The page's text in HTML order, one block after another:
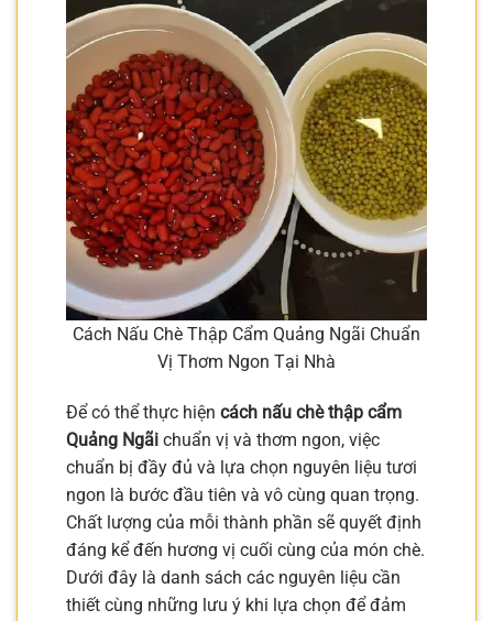
Cách Nấu Chè Thập Cẩm Quảng Ngãi Chuẩn
Vị Thơm Ngon Tại Nhà
Để có thể thực hiện cách nấu chè thập cẩm
Quảng Ngãi chuẩn vị và thơm ngon, việc
chuẩn bị đầy đủ và lựa chọn nguyên liệu tươi
ngon là bước đầu tiên và vô cùng quan trọng.
Chất lượng của mỗi thành phần sẽ quyết định
đáng kể đến hương vị cuối cùng của món chè.
Dưới đây là danh sách các nguyên liệu cần
thiết cùng những lưu ý khi lựa chọn để đảm